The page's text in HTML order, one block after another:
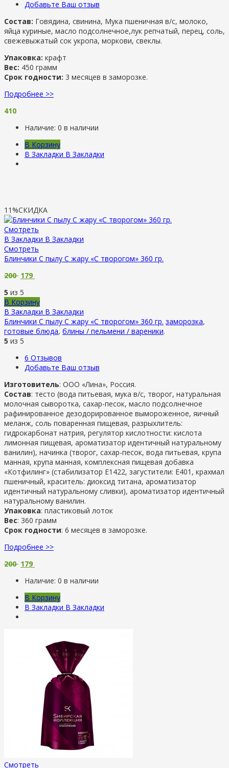
Добавьте Ваш отзыв
Состав: Говядина, свинина, Мука пшеничная в/с, молоко,
яйца куриные, масло подсолнечное,лук репчатый, перец, соль,
свежевыжатый сок укропа, моркови, свеклы.
Упаковка: крафт
Вес: 450 грамм
Срок годности: 3 месяцев в заморозке.
Подробнее >>
410
Наличие: 0 в наличии
В Корзину
В Закладки В Закладки
11%СКИДКА
Смотреть
В Закладки В Закладки
Смотреть
Блинчики С пылу С жару «С творогом» 360 гр.
200 179
5 из 5
В Корзину
В Закладки В Закладки
Блинчики С пылу С жару «С творогом» 360 гр. заморозка,
готовые блюда, блины / пельмени / вареники.
5 из 5
6 Отзывов
Добавьте Ваш отзыв
Изготовитель: ООО «Лина», Россия.
Состав: тесто (вода питьевая, мука в/с, творог, натуральная
молочная сыворотка, сахар-песок, масло подсолнечное
рафинированное дезодорированное вымороженное, яичный
меланж, соль поваренная пищевая, разрыхлитель:
гидрокарбонат натрия, регулятор кислотности: кислота
лимонная пищевая, ароматизатор идентичный натуральному
ванилин), начинка (творог, сахар-песок, вода питьевая, крупа
манная, крупа манная, комплексная пищевая добавка
«Котфилинг» (стабилизатор Е1422, загустители: Е401, крахмал
пшеничный, краситель: диоксид титана, ароматизатор
идентичный натуральному сливки), ароматизатор идентичный
натуральному ванилин.
Упаковка: пластиковый лоток
Вес: 360 грамм
Срок годности: 6 месяцев в заморозке.
Подробнее >>
200 179
Наличие: 0 в наличии
В Корзину
В Закладки В Закладки
Смотреть